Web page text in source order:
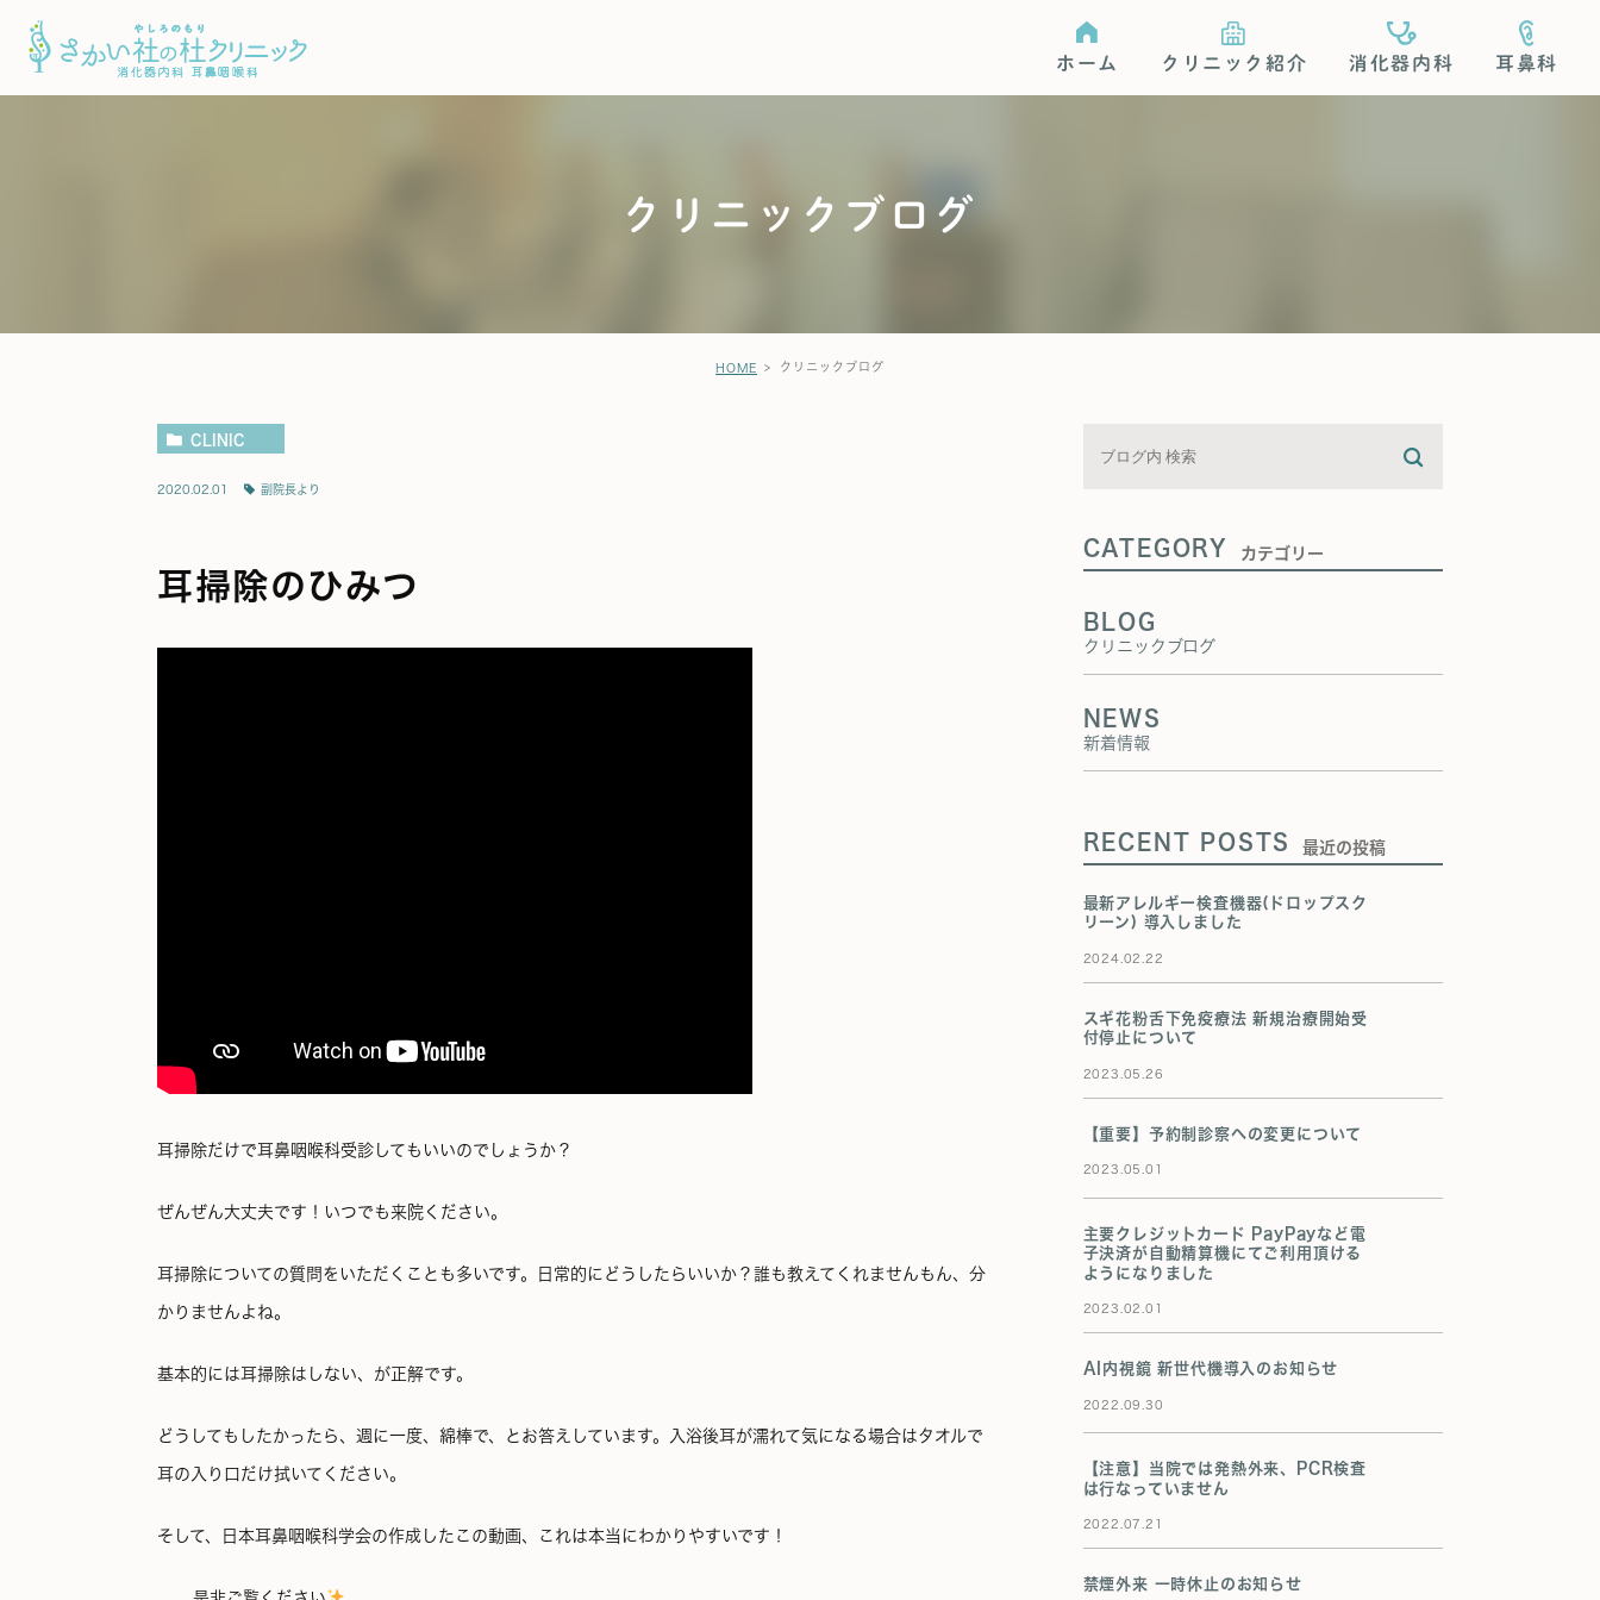
ホーム クリニック紹介
診療時間・アクセス 院内紹介
消化器内科
大腸カメラ･胃カメラ
耳鼻科
クリニックブログ
HOME クリニックブログ
CLINIC
2020.02.01 副院長より
耳掃除のひみつ
耳掃除だけで耳鼻咽喉科受診してもいいのでしょうか？
ぜんぜん大丈夫です！いつでも来院ください。
耳掃除についての質問をいただくことも多いです。日常的にどうしたらいいか？誰も教えてくれませんもん、分
かりませんよね。
基本的には耳掃除はしない、が正解です。
どうしてもしたかったら、週に一度、綿棒で、とお答えしています。入浴後耳が濡れて気になる場合はタオルで
耳の入り口だけ拭いてください。
そして、日本耳鼻咽喉科学会の作成したこの動画、これは本当にわかりやすいです！
CATEGORY カテゴリー
BLOG
クリニックブログ
NEWS
新着情報
RECENT POSTS 最近の投稿
最新アレルギー検査機器(ドロップスク
リーン) 導入しました
2024.02.22
スギ花粉舌下免疫療法 新規治療開始受
付停止について
2023.05.26
【重要】予約制診察への変更について
2023.05.01
主要クレジットカード PayPayなど電
子決済が自動精算機にてご利用頂ける
ようになりました
2023.02.01
AI内視鏡 新世代機導入のお知らせ
2022.09.30
【注意】当院では発熱外来、PCR検査
は行なっていません
2022.07.21
禁煙外来 一時休止のお知らせ